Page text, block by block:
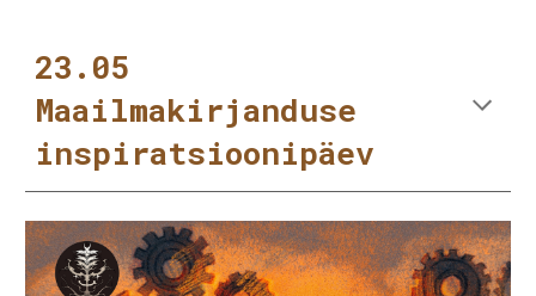
23.05
Maailmakirjanduse
inspiratsioonipäev